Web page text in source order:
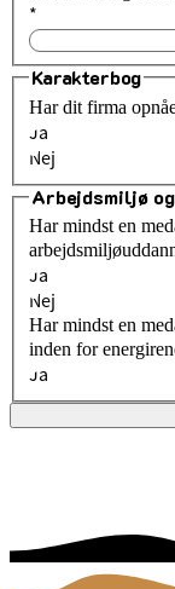
*
Karakterbog
Har dit firma
Ja
Nej
Arbejdsmiljø
Har mindst en
Ja
Nej
Har mindst en
inden for
Ja